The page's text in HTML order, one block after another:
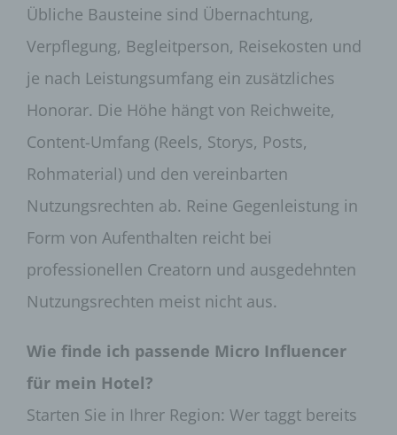
Übliche Bausteine sind Übernachtung,
Verpflegung, Begleitperson, Reisekosten und
je nach Leistungsumfang ein zusätzliches
Honorar. Die Höhe hängt von Reichweite,
Content-Umfang (Reels, Storys, Posts,
Rohmaterial) und den vereinbarten
Nutzungsrechten ab. Reine Gegenleistung in
Form von Aufenthalten reicht bei
professionellen Creatorn und ausgedehnten
Nutzungsrechten meist nicht aus.
Wie finde ich passende Micro Influencer
für mein Hotel?
Starten Sie in Ihrer Region: Wer taggt bereits
Informationen ziehen wird keine Rückschlüsse auf
die betroffene Person. Diese Informationen werden
vielmehr benötigt, um (1) die Inhalte unserer
unserer Internetseite sowie die Werbung für diese
Funktionsfähigkeit unserer
informationstechnologischen Systeme und der
Technik unserer Internetseite zu gewährleisten
sowie (4) um Strafverfolgungsbehörden im Falle
eines Cyberangriffes die zur Strafverfolgung
notwendigen Informationen bereitzustellen. Diese
werden durch uns daher einerseits statistisch und
und die Datensicherheit in unserem Unternehmen
zu erhöhen, um letztlich ein optimales
Schutzniveau für die von uns verarbeiteten
anonymen Daten der Server-Logfiles werden
getrennt von allen durch eine betroffene Person
angegebenen personenbezogenen Daten